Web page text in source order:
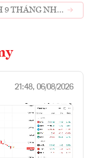
9 THÁNG NHỜ
21:48, 06/08/2026